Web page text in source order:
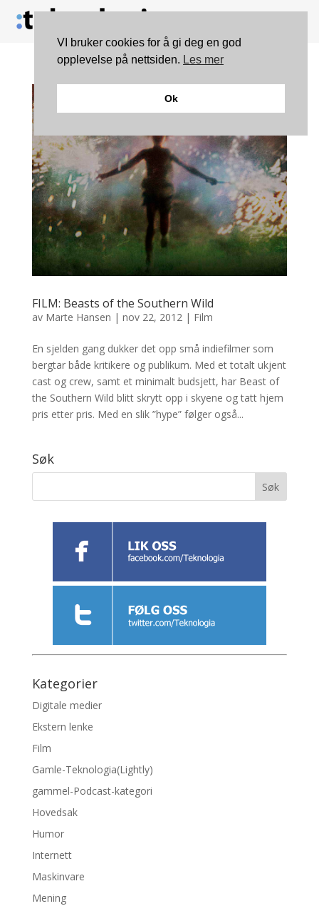
FILM: Beasts of the Southern Wild
av Marte Hansen | nov 22, 2012 | Film
En sjelden gang dukker det opp små indiefilmer som
bergtar både kritikere og publikum. Med et totalt ukjent
cast og crew, samt et minimalt budsjett, har Beast of
the Southern Wild blitt skrytt opp i skyene og tatt hjem
pris etter pris. Med en slik ”hype” følger også...
Søk
Kategorier
Digitale medier
Ekstern lenke
Film
Gamle-Teknologia(Lightly)
gammel-Podcast-kategori
Hovedsak
Humor
Internett
Maskinvare
Mening
VI bruker cookies for å gi deg en god
opplevelse på nettsiden. Les mer
Ok